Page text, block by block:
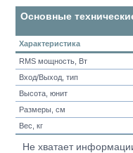
Основные
Характеристика
RMS мощность, Вт
Вход/Выход, тип
Высота, юнит
Размеры, см
Вес, кг
Не хватает